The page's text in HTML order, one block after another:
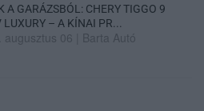
A GARÁZSBÓL: CHERY TIGGO 9
LUXURY – A KÍNAI PR...
augusztus 06 Barta Autó